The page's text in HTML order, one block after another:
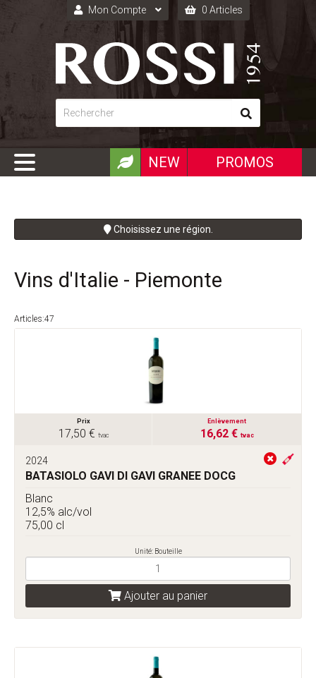
Mon Compte
Connexion
Inscription
0 Articles
PROMOS
NEW
Choisissez une région.
Vins d'Italie - Piemonte
Articles:47
Prix
17,50 € tvac
Enlèvement
16,62 € tvac
2024
BATASIOLO GAVI DI GAVI GRANEE DOCG
Blanc
12,5% alc/vol
75,00 cl
Unité: Bouteille
Ajouter au panier